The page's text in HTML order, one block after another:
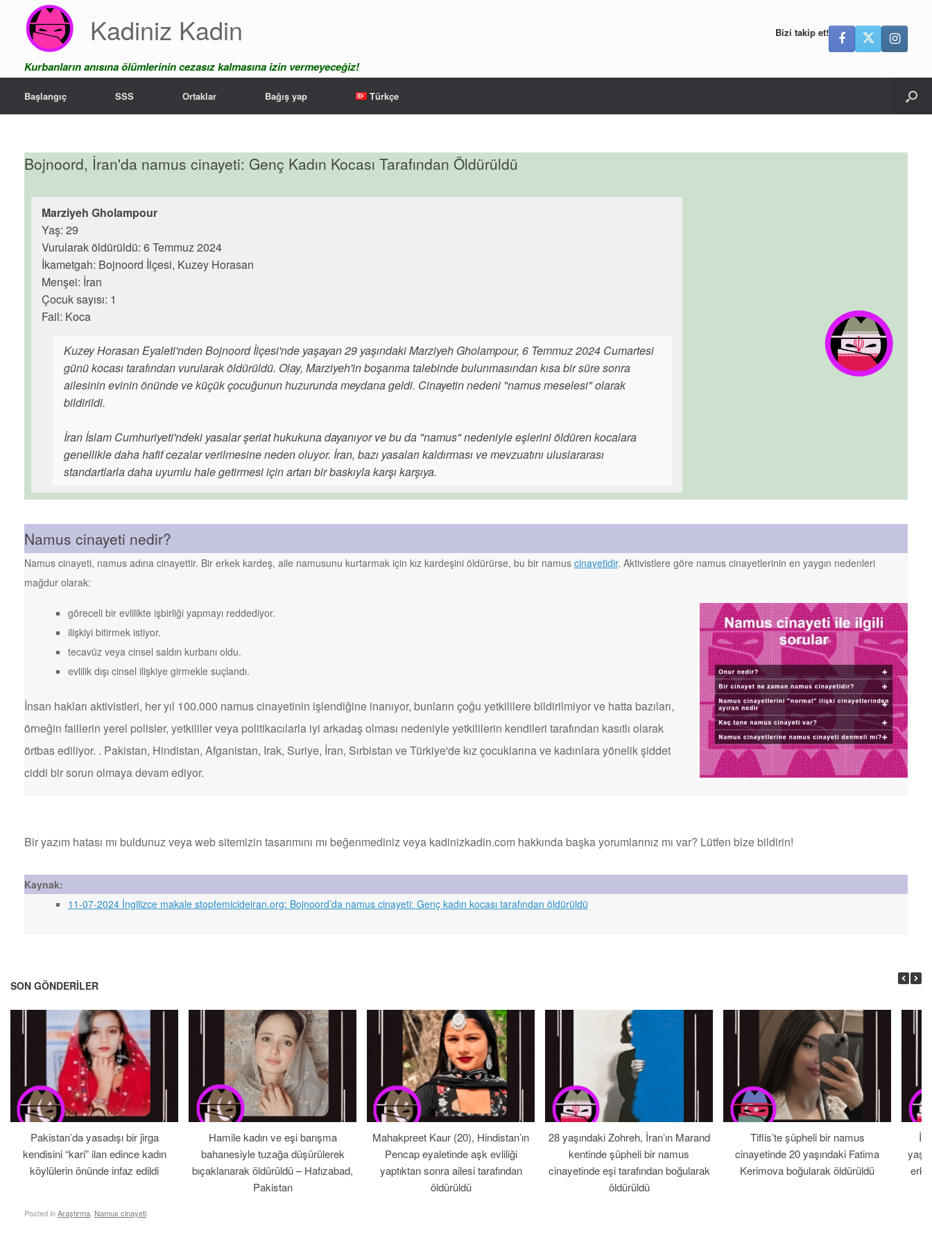
content
Kadiniz Kadin
Kurbanların anısına ölümlerinin cezasız kalmasına izin vermeyeceğiz!
Bizi takip et!
Başlangıç SSS Ortaklar Bağış yap Türkçe
Bojnoord, İran'da namus cinayeti: Genç Kadın Kocası Tarafından Öldürüldü
Marziyeh Gholampour
Yaş: 29
Vurularak öldürüldü: 6 Temmuz 2024
İkametgah: Bojnoord İlçesi, Kuzey Horasan
Menşei: İran
Çocuk sayısı: 1
Fail: Koca
Kuzey Horasan Eyaleti'nden Bojnoord İlçesi'nde yaşayan 29 yaşındaki Marziyeh Gholampour, 6 Temmuz 2024 Cumartesi
günü kocası tarafından vurularak öldürüldü. Olay, Marziyeh'in boşanma talebinde bulunmasından kısa bir süre sonra
ailesinin evinin önünde ve küçük çocuğunun huzurunda meydana geldi. Cinayetin nedeni "namus meselesi" olarak
bildirildi.
İran İslam Cumhuriyeti'ndeki yasalar şeriat hukukuna dayanıyor ve bu da "namus" nedeniyle eşlerini öldüren kocalara
genellikle daha hafif cezalar verilmesine neden oluyor. İran, bazı yasaları kaldırması ve mevzuatını uluslararası
standartlarla daha uyumlu hale getirmesi için artan bir baskıyla karşı karşıya.
Namus cinayeti nedir?
Namus cinayeti, namus adına cinayettir. Bir erkek kardeş, aile namusunu kurtarmak için kız kardeşini öldürürse, bu bir namus cinayetidir. Aktivistlere göre namus cinayetlerinin en yaygın nedenleri
mağdur olarak:
göreceli bir evlilikte işbirliği yapmayı reddediyor.
ilişkiyi bitirmek istiyor.
tecavüz veya cinsel saldırı kurbanı oldu.
evlilik dışı cinsel ilişkiye girmekle suçlandı.
İnsan hakları aktivistleri, her yıl 100.000 namus cinayetinin işlendiğine inanıyor, bunların çoğu yetkililere bildirilmiyor ve hatta bazıları,
örneğin faillerin yerel polisler, yetkililer veya politikacılarla iyi arkadaş olması nedeniyle yetkililerin kendileri tarafından kasıtlı olarak
örtbas ediliyor. . Pakistan, Hindistan, Afganistan, Irak, Suriye, İran, Sırbistan ve Türkiye'de kız çocuklarına ve kadınlara yönelik şiddet
ciddi bir sorun olmaya devam ediyor.
Bir yazım hatası mı buldunuz veya web sitemizin tasarımını mı beğenmediniz veya kadinizkadin.com hakkında başka yorumlarınız mı var? Lütfen bize bildirin!
Kaynak:
11-07-2024 İngilizce makale stopfemicideiran.org: Bojnoord’da namus cinayeti: Genç kadın kocası tarafından öldürüldü
SON GÖNDERILER
Pakistan’da yasadışı bir jirga
kendisini “kari” ilan edince kadın
köylülerin önünde infaz edildi
Hamile kadın ve eşi barışma
bahanesiyle tuzağa düşürülerek
bıçaklanarak öldürüldü – Hafızabad,
Pakistan
Mahakpreet Kaur (20), Hindistan’ın
Pencap eyaletinde aşk evliliği
yaptıktan sonra ailesi tarafından
öldürüldü
28 yaşındaki Zohreh, İran’ın Marand
kentinde şüpheli bir namus
cinayetinde eşi tarafından boğularak
öldürüldü
Tiflis’te şüpheli bir namus
cinayetinde 20 yaşındaki Fatima
Kerimova boğularak öldürüldü
Posted inAraştırma Namus cinayeti